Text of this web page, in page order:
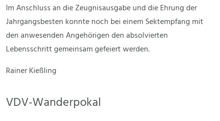
Im Anschluss an die Zeugnisausgabe und die Ehrung der
Jahrgangsbesten konnte noch bei einem Sektempfang mit
den anwesenden Angehörigen den absolvierten
Lebensschritt gemeinsam gefeiert werden.
Rainer Kießling
VDV-Wanderpokal